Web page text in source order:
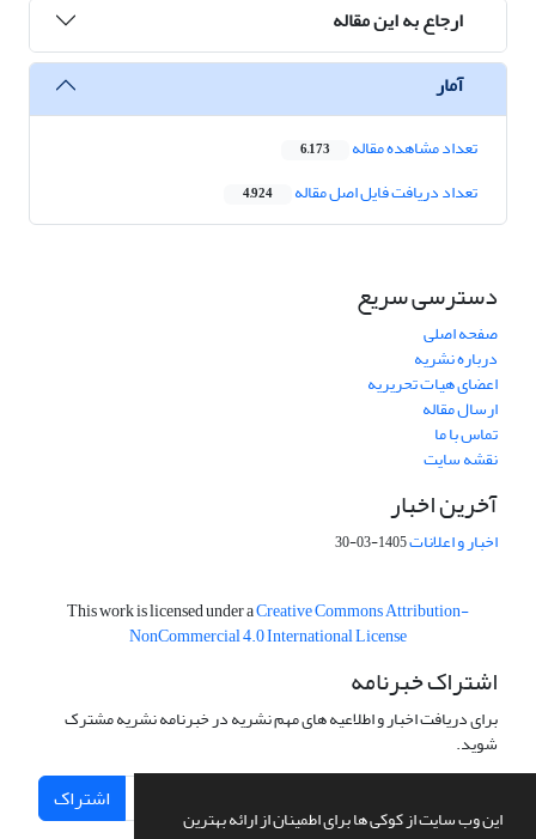
این وب سایت از کوکی ها برای اطمینان از ارائه بهترین
ارجاع به این مقاله
آمار
تعداد مشاهده مقاله 6,173
تعداد دریافت فایل اصل مقاله 4,924
دسترسی سریع
صفحه اصلی
درباره نشریه
اعضای هیات تحریریه
ارسال مقاله
تماس با ما
نقشه سایت
آخرین اخبار
اخبار و اعلانات1405-03-30
This work is licensed under aCreative Commons Attribution-
NonCommercial 4.0 International License
اشتراک خبرنامه
برای دریافت اخبار و اطلاعیه های مهم نشریه در خبرنامه نشریه مشترک
شوید.
اشتراک